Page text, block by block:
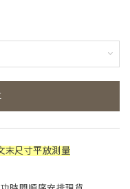
末尺寸平放測量